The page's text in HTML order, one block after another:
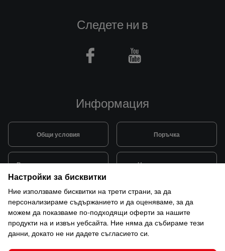
Информация
Общи условия Поръчка
Видове и цена за транспорт Начини на плащане
Система за лоялни клиенти Монтаж и поддръжка
Рекламации и гаранция
Следете ни в
Facebook Youtube
Настройки за бисквитки
Ние използваме бисквитки на трети страни, за да
персонализираме съдържанието и да оценяваме, за да
можем да показваме по-подходящи оферти за нашите
продукти на и извън уебсайта. Ние няма да събираме тези
данни, докато не ни дадете съгласието си.